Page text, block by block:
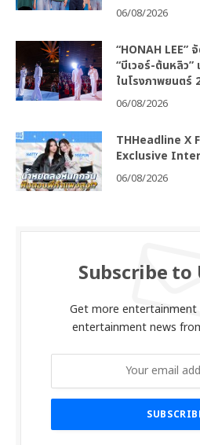
06/08/2026
“HONAH
“บีเวอร์-ต้นหลิว”
ในโรงภาพยนตร์
06/08/2026
THHeadline X
Exclusive
06/08/2026
Subscribe to
Get more
entertainment news